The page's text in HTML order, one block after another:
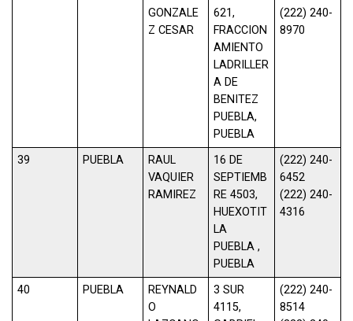
GONZALE
Z CESAR
621,
FRACCION
AMIENTO
LADRILLER
A DE
BENITEZ
PUEBLA,
PUEBLA
(222) 240-
8970
39 PUEBLA
RAUL
VAQUIER
RAMIREZ
16 DE
SEPTIEMB
RE 4503,
HUEXOTIT
LA
PUEBLA ,
PUEBLA
(222) 240-
6452
(222) 240-
4316
40 PUEBLA
REYNALD
O
3 SUR
4115,
(222) 240-
8514